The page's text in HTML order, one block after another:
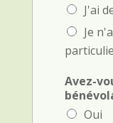
J'ai
Je
Avez-
Oui